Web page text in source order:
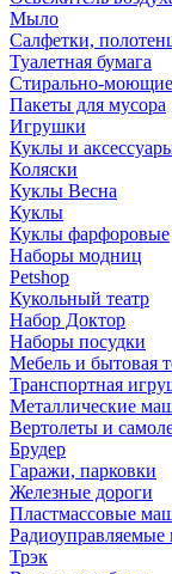
Мыло
Салфетки,
Туалетная бумага
Стирально-моющие
Пакеты для мусора
Игрушки
Куклы и
Коляски
Куклы Весна
Куклы
Куклы фарфоровые
Наборы модниц
Petshop
Кукольный театр
Набор Доктор
Наборы посудки
Мебель и бытовая
Транспортная
Металлические
Вертолеты и
Брудер
Гаражи, парковки
Железные дороги
Пластмассовые
Трэк